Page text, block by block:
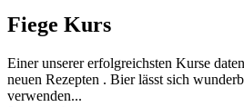
Fiege Kurs
Einer unserer erfolgreichsten Kurse
neuen Rezepten . Bier lässt sich
verwenden...